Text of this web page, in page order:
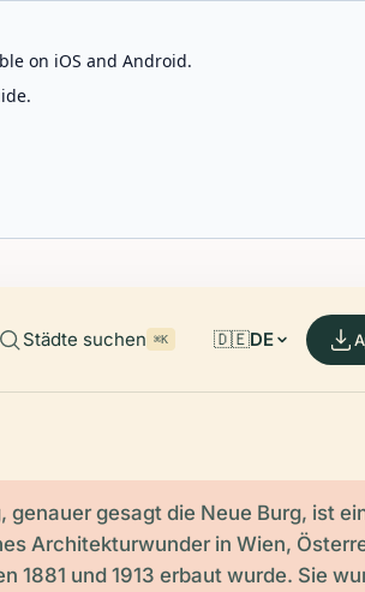
on iOS and Android.
Städte suchen ⌘K 🇩🇪DE
genauer gesagt die Neue Burg, ist
Architekturwunder in Wien,
1881 und 1913 erbaut wurde. Sie